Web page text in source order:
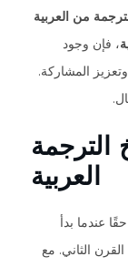
من العربية
، فإن وجود
المشاركة.
العربية
عندما بدأ
الثاني. مع